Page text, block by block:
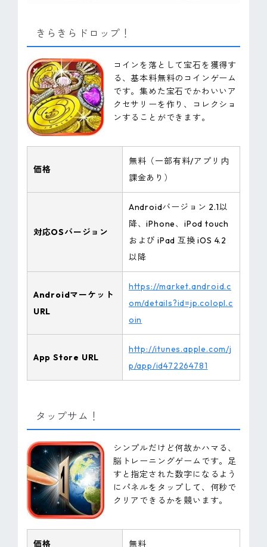
きらきらドロップ！
コインを落として宝石を獲得す
る、基本料無料のコインゲーム
です。集めた宝石でかわいいア
クセサリーを作り、コレクショ
ンすることができます。
価格
無料（一部有料/アプリ内
課金あり）
対応OSバージョン
Androidバージョン 2.1以
降、iPhone、iPod touch
および iPad 互換 iOS 4.2
以降
Androidマーケット
URL
https://market.android.c
om/details?id=jp.colopl.c
oin
App Store URL
http://itunes.apple.com/j
p/app/id472264781
タップサム！
シンプルだけど何故かハマる、
脳トレーニングゲームです。足
すと指定された数字になるよう
にパネルをタップして、何秒で
クリアできるかを競います。
価格 無料